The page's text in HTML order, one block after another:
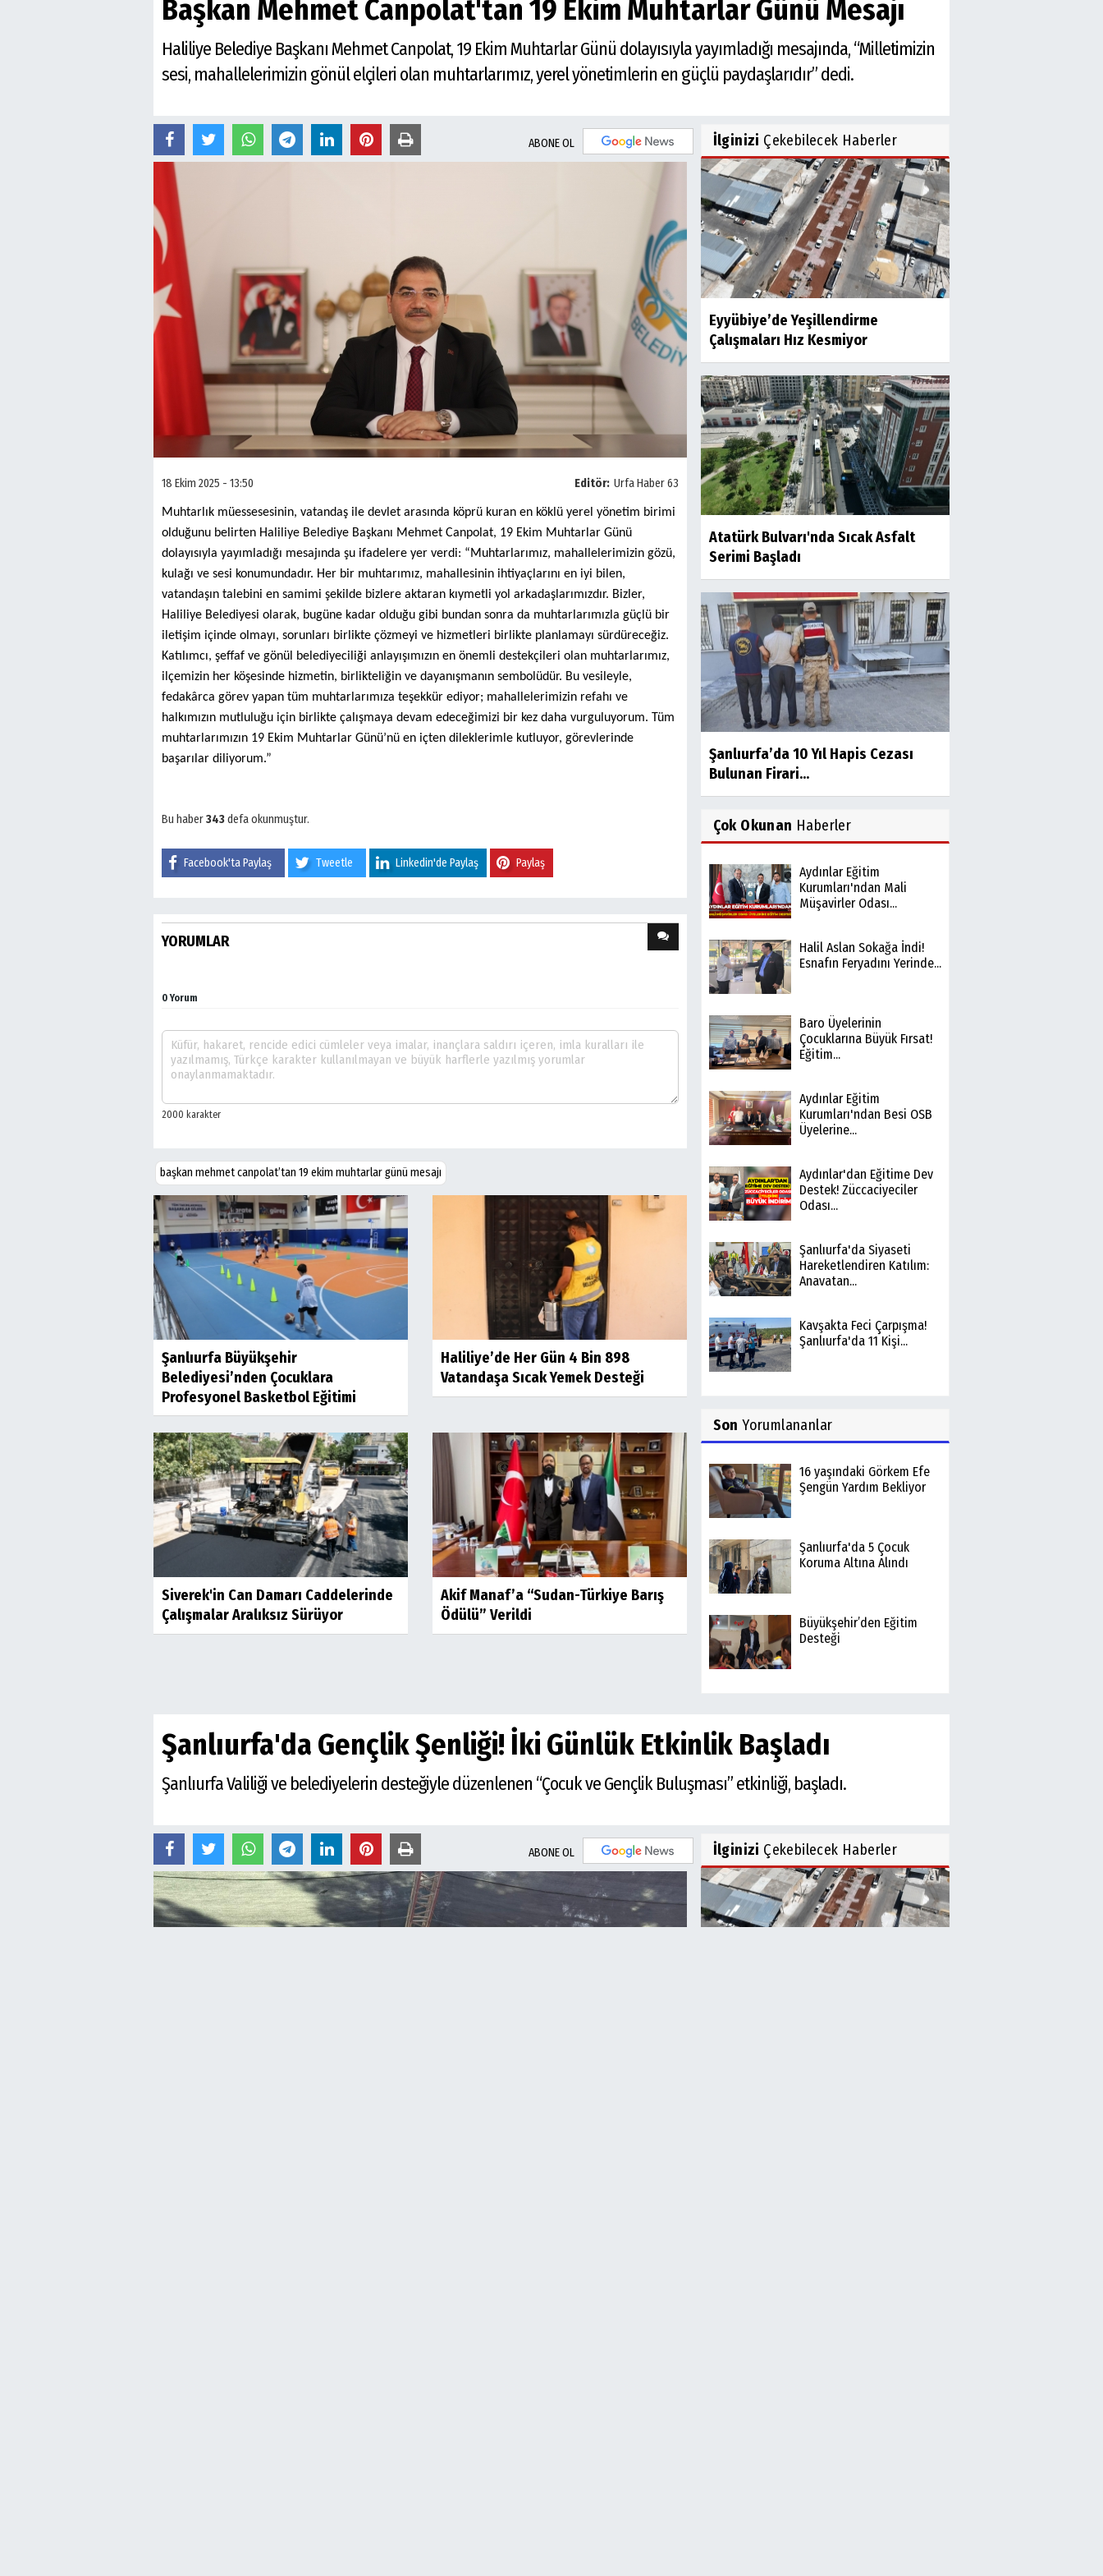
Başkan Mehmet Canpolat'tan 19 Ekim Muhtarlar Günü Mesajı
Haliliye Belediye Başkanı Mehmet Canpolat, 19 Ekim Muhtarlar Günü dolayısıyla yayımladığı mesajında, “Milletimizin
sesi, mahallelerimizin gönül elçileri olan muhtarlarımız, yerel yönetimlerin en güçlü paydaşlarıdır” dedi.
ABONE OL
Editör: Urfa Haber 63
18 Ekim 2025 - 13:50
Muhtarlık müessesesinin, vatandaş ile devlet arasında köprü kuran en köklü yerel yönetim birimi
olduğunu belirten Haliliye Belediye Başkanı Mehmet Canpolat, 19 Ekim Muhtarlar Günü
dolayısıyla yayımladığı mesajında şu ifadelere yer verdi: “Muhtarlarımız, mahallelerimizin gözü,
kulağı ve sesi konumundadır. Her bir muhtarımız, mahallesinin ihtiyaçlarını en iyi bilen,
vatandaşın talebini en samimi şekilde bizlere aktaran kıymetli yol arkadaşlarımızdır. Bizler,
Haliliye Belediyesi olarak, bugüne kadar olduğu gibi bundan sonra da muhtarlarımızla güçlü bir
iletişim içinde olmayı, sorunları birlikte çözmeyi ve hizmetleri birlikte planlamayı sürdüreceğiz.
Katılımcı, şeffaf ve gönül belediyeciliği anlayışımızın en önemli destekçileri olan muhtarlarımız,
ilçemizin her köşesinde hizmetin, birlikteliğin ve dayanışmanın sembolüdür. Bu vesileyle,
fedakârca görev yapan tüm muhtarlarımıza teşekkür ediyor; mahallelerimizin refahı ve
halkımızın mutluluğu için birlikte çalışmaya devam edeceğimizi bir kez daha vurguluyorum. Tüm
muhtarlarımızın 19 Ekim Muhtarlar Günü’nü en içten dileklerimle kutluyor, görevlerinde
başarılar diliyorum.”
Bu haber343defa okunmuştur.
Facebook'ta Paylaş Tweetle Linkedin'de Paylaş Paylaş
YORUMLAR
0 Yorum
başkan mehmet canpolat’tan 19 ekim muhtarlar günü mesajı
Şanlıurfa Büyükşehir
Belediyesi’nden Çocuklara
Profesyonel Basketbol Eğitimi
Haliliye’de Her Gün 4 Bin 898
Vatandaşa Sıcak Yemek Desteği
Siverek'in Can Damarı Caddelerinde
Çalışmalar Aralıksız Sürüyor
Akif Manaf’a “Sudan-Türkiye Barış
Ödülü” Verildi
İlginizi Çekebilecek Haberler
Eyyübiye’de Yeşillendirme
Çalışmaları Hız Kesmiyor
Atatürk Bulvarı'nda Sıcak Asfalt
Serimi Başladı
Şanlıurfa’da 10 Yıl Hapis Cezası
Bulunan Firari...
Çok Okunan Haberler
Aydınlar Eğitim
Kurumları'ndan Mali
Müşavirler Odası...
Halil Aslan Sokağa İndi!
Esnafın Feryadını Yerinde...
Baro Üyelerinin
Çocuklarına Büyük Fırsat!
Eğitim...
Aydınlar Eğitim
Kurumları'ndan Besi OSB
Üyelerine...
Aydınlar'dan Eğitime Dev
Destek! Züccaciyeciler
Odası...
Şanlıurfa'da Siyaseti
Hareketlendiren Katılım:
Anavatan...
Kavşakta Feci Çarpışma!
Şanlıurfa'da 11 Kişi...
Son Yorumlananlar
16 yaşındaki Görkem Efe
Şengün Yardım Bekliyor
Şanlıurfa'da 5 Çocuk
Koruma Altına Alındı
Büyükşehir’den Eğitim
Desteği
Şanlıurfa'da Gençlik Şenliği! İki Günlük Etkinlik Başladı
Şanlıurfa Valiliği ve belediyelerin desteğiyle düzenlenen “Çocuk ve Gençlik Buluşması” etkinliği, başladı.
ABONE OL İlginizi Çekebilecek Haberler